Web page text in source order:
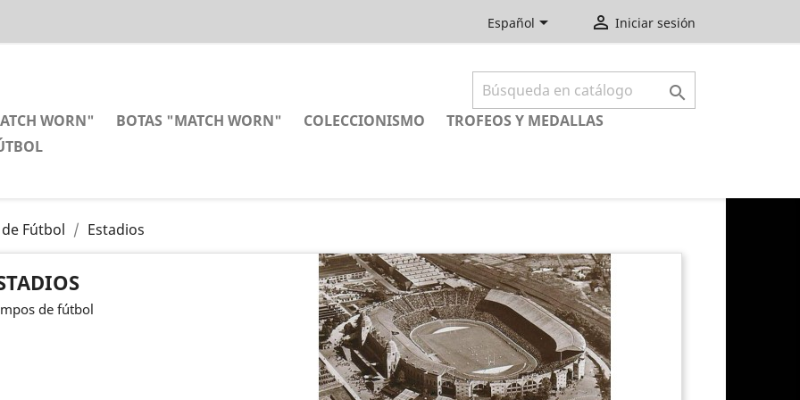
Español  Iniciar sesión

WORN" BOTAS "MATCH WORN" COLECCIONISMO
TROFEOS Y MEDALLAS
Fútbol Estadios
de fútbol